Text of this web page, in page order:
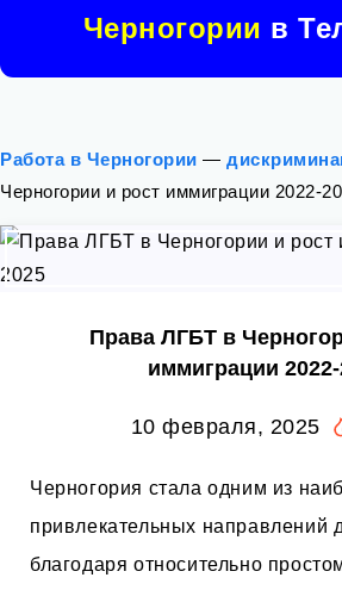
Черногории в
Работа в Черногории —
Черногории и рост иммиграции 2022-
Права ЛГБТ в
иммиграции 2022-
10 февраля, 2025
Черногория стала одним из
привлекательных направлений
благодаря относительно